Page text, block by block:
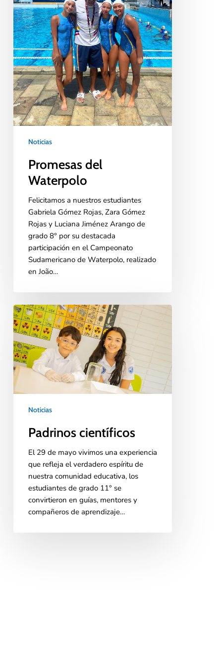
Noticias
Promesas del
Waterpolo
Felicitamos a nuestros estudiantes
Gabriela Gómez Rojas, Zara Gómez
Rojas y Luciana Jiménez Arango de
grado 8° por su destacada
participación en el Campeonato
Sudamericano de Waterpolo, realizado
en João…
Noticias
Padrinos científicos
El 29 de mayo vivimos una experiencia
que refleja el verdadero espíritu de
nuestra comunidad educativa, los
estudiantes de grado 11° se
convirtieron en guías, mentores y
compañeros de aprendizaje…